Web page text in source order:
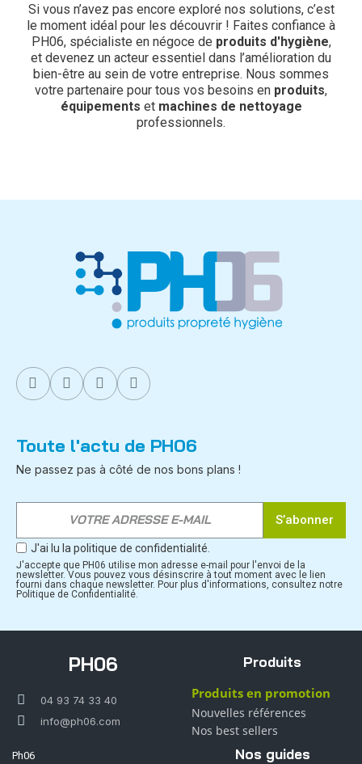
Si vous n’avez pas encore exploré nos solutions, c’est
le moment idéal pour les découvrir ! Faites confiance à
PH06, spécialiste en négoce de produits d'hygiène,
et devenez un acteur essentiel dans l’amélioration du
bien-être au sein de votre entreprise. Nous sommes
votre partenaire pour tous vos besoins en produits,
équipements et machines de nettoyage
professionnels.
Toute l'actu de PH06
Ne passez pas à côté de nos bons plans !
S’abonner
J'ai lu la politique de confidentialité.
J'accepte que PH06 utilise mon adresse e-mail pour l'envoi de la
newsletter. Vous pouvez vous désinscrire à tout moment avec le lien
fourni dans chaque newsletter. Pour plus d'informations, consultez notre
Politique de Confidentialité.
PH06
04 93 74 33 40
info@ph06.com
Ph06
Produits
Produits en promotion
Nouvelles références
Nos best sellers
Nos guides